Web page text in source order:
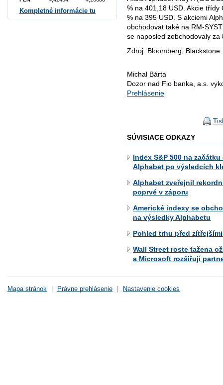
% na 401,18 USD. Akcie
% na 395 USD. S akciemi
obchodovat také na RM-
se naposled zobchodovaly za
Zdroj: Bloomberg, Blackstone
Michal Bárta
Dozor nad Fio banka, a.s.
Prehlásenie
SÚVISIACE ODKAZY
Index S&P 500 na
Alphabet po výsledcích
Alphabet zveřejnil
poprvé v záporu
Americké indexy se
na výsledky Alphabetu
Pohled trhu před
Wall Street roste tažena
a Microsoft rozšiřují
Kompletné informácie tu
Mapa stránok Právne prehlásenie Nastavenie cookies